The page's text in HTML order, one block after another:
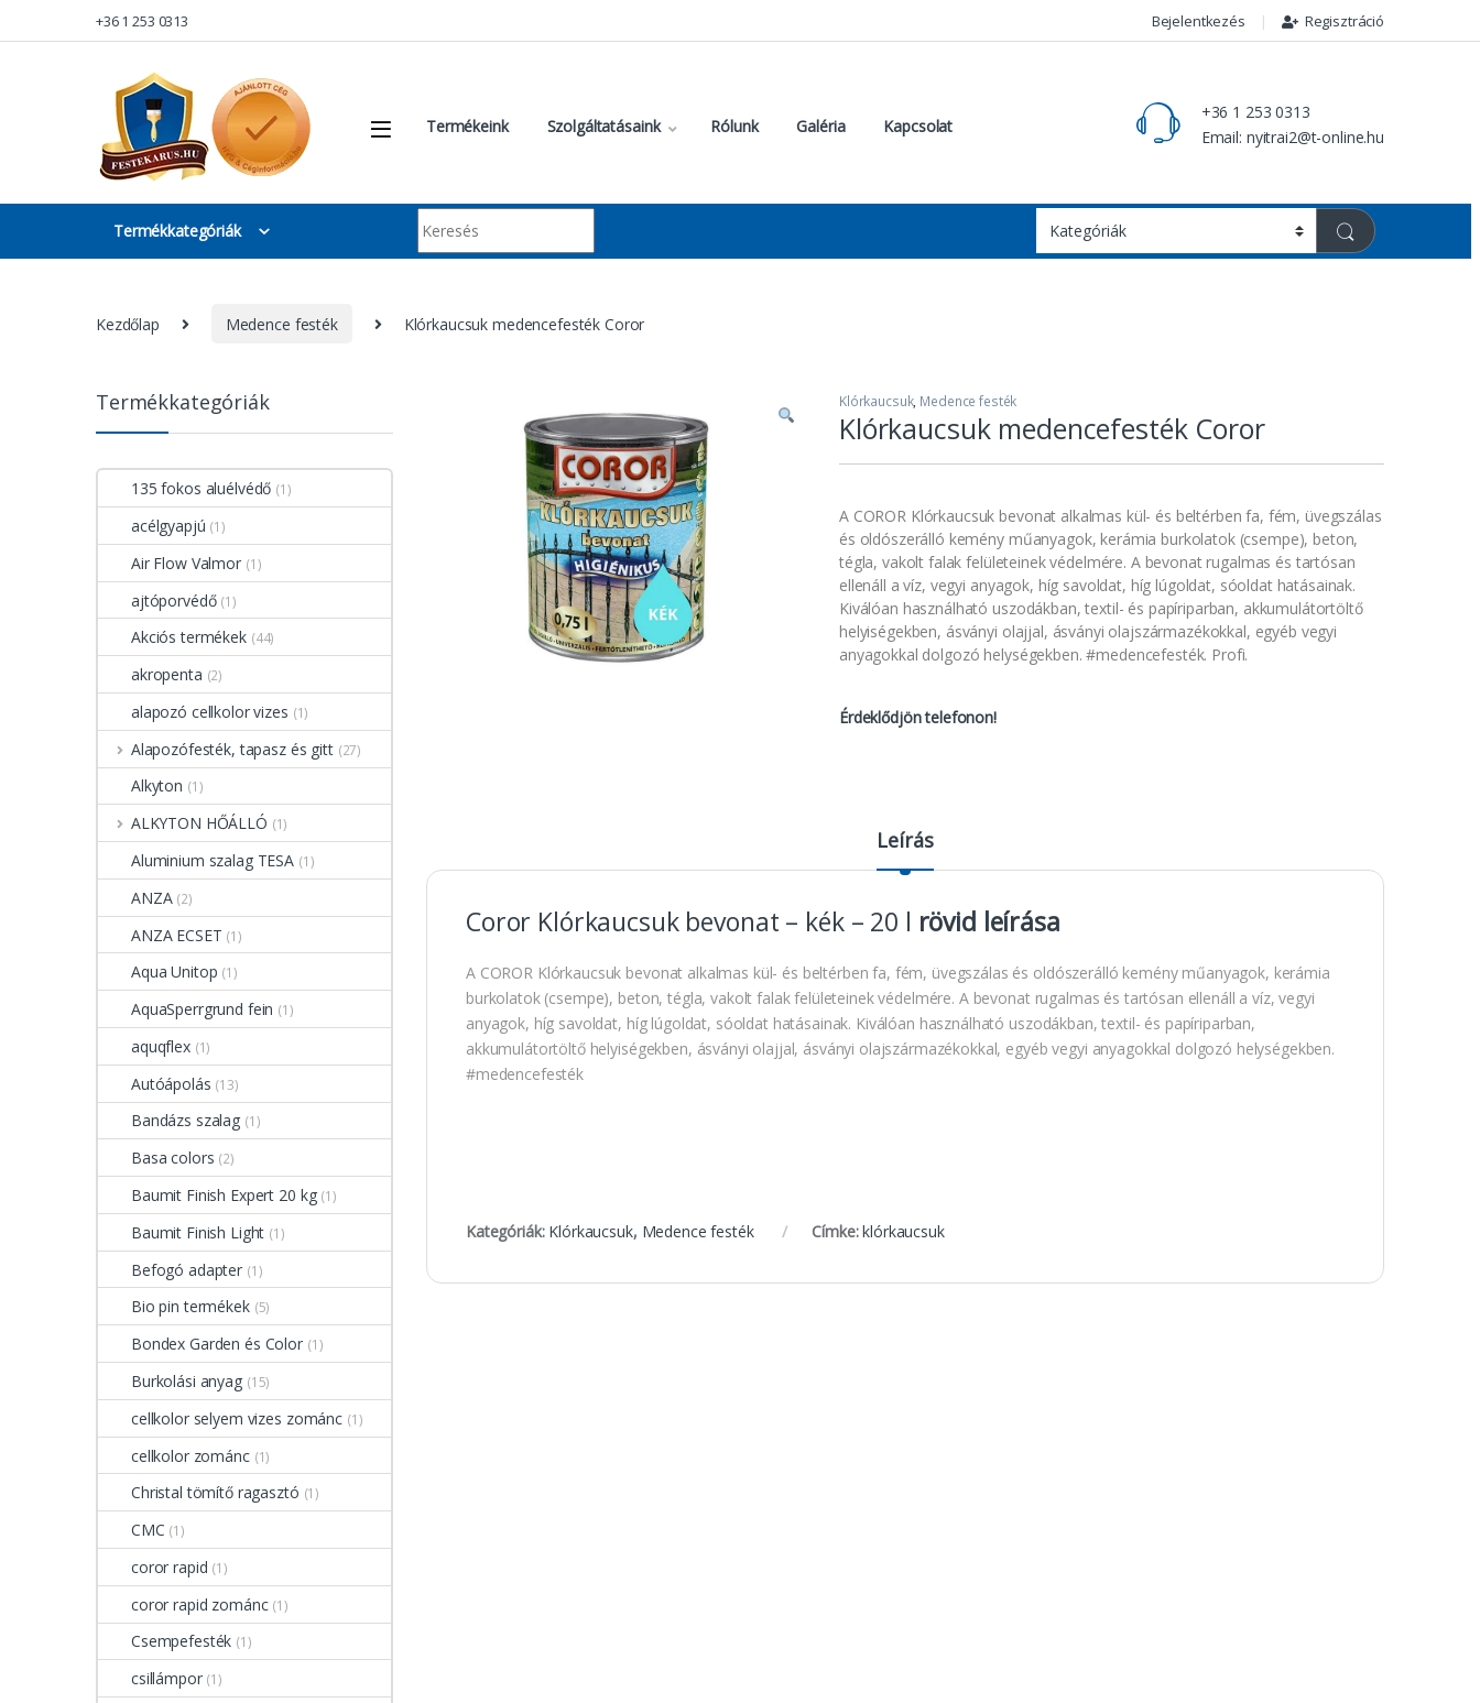
Skip to navigation
Skip to content+36 1 253 0313 Bejelentkezés Regisztráció
Termékeink Szolgáltatásaink Rólunk Galéria Kapcsolat
+36 1 253 0313
Email: nyitrai2@t-online.hu
Termékkategóriák
Kezdőlap Medence festék Klórkaucsuk medencefesték Coror
Klórkaucsuk, Medence festék
Klórkaucsuk medencefesték Coror
A COROR Klórkaucsuk bevonat alkalmas kül- és beltérben fa, fém, üvegszálas
és oldószerálló kemény műanyagok, kerámia burkolatok (csempe), beton,
tégla, vakolt falak felületeinek védelmére. A bevonat rugalmas és tartósan
ellenáll a víz, vegyi anyagok, híg savoldat, híg lúgoldat, sóoldat hatásainak.
Kiválóan használható uszodákban, textil- és papíriparban, akkumulátortöltő
helyiségekben, ásványi olajjal, ásványi olajszármazékokkal, egyéb vegyi
anyagokkal dolgozó helységekben. #medencefesték. Profi.
Érdeklődjön telefonon!
Leírás
Coror Klórkaucsuk bevonat – kék – 20 l rövid leírása
A COROR Klórkaucsuk bevonat alkalmas kül- és beltérben fa, fém, üvegszálas és oldószerálló kemény műanyagok, kerámia
burkolatok (csempe), beton, tégla, vakolt falak felületeinek védelmére. A bevonat rugalmas és tartósan ellenáll a víz, vegyi
anyagok, híg savoldat, híg lúgoldat, sóoldat hatásainak. Kiválóan használható uszodákban, textil- és papíriparban,
akkumulátortöltő helyiségekben, ásványi olajjal, ásványi olajszármazékokkal, egyéb vegyi anyagokkal dolgozó helységekben.
#medencefesték
Kategóriák: Klórkaucsuk, Medence festék Címke:klórkaucsuk
Termékkategóriák
135 fokos aluélvédő (1)
acélgyapjú (1)
Air Flow Valmor (1)
ajtóporvédő (1)
Akciós termékek (44)
akropenta (2)
alapozó cellkolor vizes (1)
Alapozófesték, tapasz és gitt (27)
Alkyton (1)
ALKYTON HŐÁLLÓ (1)
Aluminium szalag TESA (1)
ANZA (2)
ANZA ECSET (1)
Aqua Unitop (1)
AquaSperrgrund fein (1)
aquqflex (1)
Autóápolás (13)
Bandázs szalag (1)
Basa colors (2)
Baumit Finish Expert 20 kg (1)
Baumit Finish Light (1)
Befogó adapter (1)
Bio pin termékek (5)
Bondex Garden és Color (1)
Burkolási anyag (15)
cellkolor selyem vizes zománc (1)
cellkolor zománc (1)
Christal tömítő ragasztó (1)
CMC (1)
coror rapid (1)
coror rapid zománc (1)
Csempefesték (1)
csillámpor (1)